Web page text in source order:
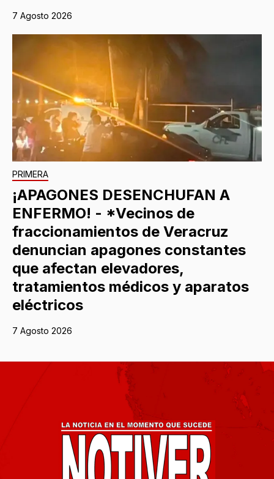
7 Agosto 2026
PRIMERA
¡APAGONES DESENCHUFAN A
ENFERMO! - *Vecinos de
fraccionamientos de Veracruz
denuncian apagones constantes
que afectan elevadores,
tratamientos médicos y aparatos
eléctricos
7 Agosto 2026